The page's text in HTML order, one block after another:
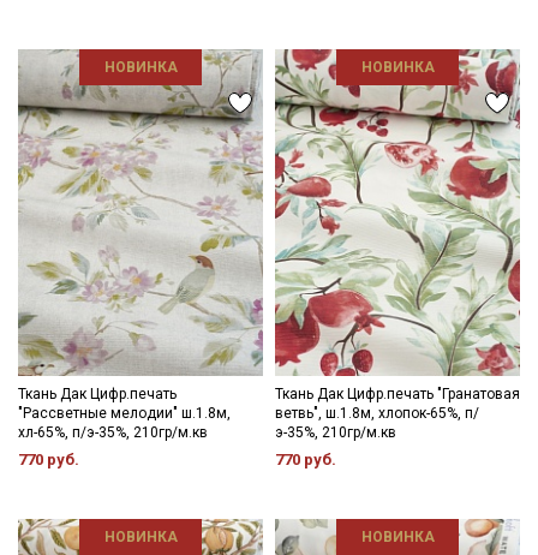
НОВИНКА
Ткань Дак Цифр.печать
"Рассветные мелодии" ш.1.8м,
хл-65%, п/э-35%, 210гр/м.кв
770 руб.
НОВИНКА
Ткань Дак Цифр.печать "Гранатовая
ветвь", ш.1.8м, хлопок-65%, п/
э-35%, 210гр/м.кв
770 руб.
НОВИНКА НОВИНКА
Мы публикуем здесь дополнительные